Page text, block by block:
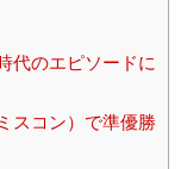
代のエピソードに
スコン）で準優勝